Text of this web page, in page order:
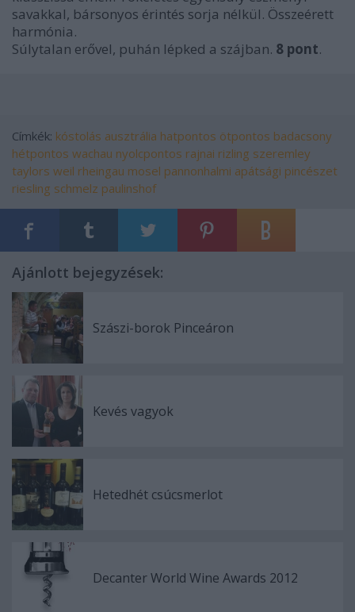
savakkal, bársonyos érintés sorja nélkül. Összeérett
harmónia.
Súlytalan erővel, puhán lépked a szájban. 8 pont.
Címkék: kóstolás ausztrália hatpontos ötpontos badacsony
hétpontos wachau nyolcpontos rajnai rizling szeremley
taylors weil rheingau mosel pannonhalmi apátsági pincészet
riesling schmelz paulinshof
Ajánlott bejegyzések:
Szászi-borok Pinceáron
Kevés vagyok
Hetedhét csúcsmerlot
Decanter World Wine Awards 2012